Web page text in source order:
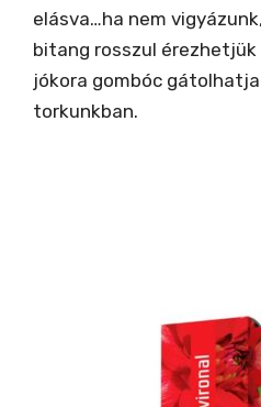
elásva…ha nem
bitang rosszul
jókora gombóc
torkunkban.